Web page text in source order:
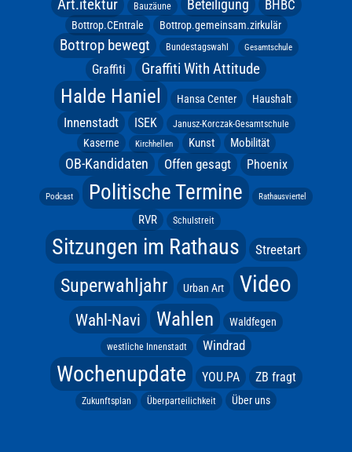
Art.itektur Bauzäune Beteiligung BHBC
Bottrop.CEntrale Bottrop.gemeinsam.zirkulär
Bottrop bewegt Bundestagswahl Gesamtschule
Graffiti Graffiti With Attitude
Halde Haniel Hansa Center Haushalt
Innenstadt ISEK Janusz-Korczak-Gesamtschule
Kaserne Kirchhellen Kunst Mobilität
OB-Kandidaten Offen gesagt Phoenix
Podcast Politische Termine Rathausviertel
RVR Schulstreit
Sitzungen im Rathaus Streetart
Superwahljahr Urban Art Video
Wahl-Navi Wahlen Waldfegen
westliche Innenstadt Windrad
Wochenupdate YOU.PA ZB fragt
Zukunftsplan Überparteilichkeit Über uns